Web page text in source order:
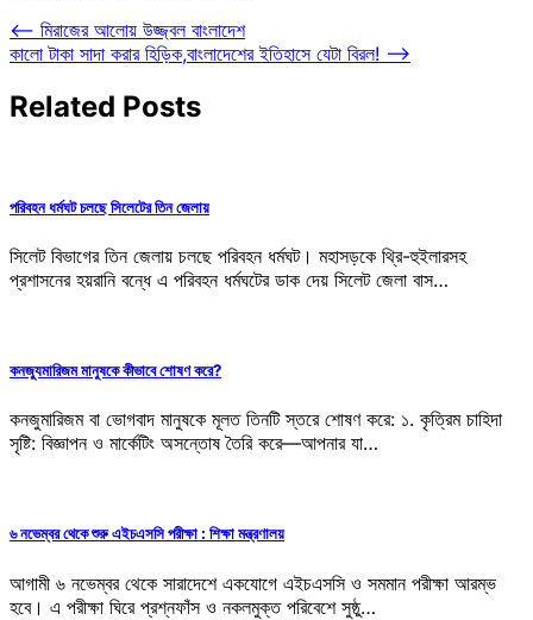
Post
navigation
⟵ মিরাজের আলোয় উজ্জ্বল বাংলাদেশ
কালো টাকা সাদা করার হিড়িক,বাংলাদেশের ইতিহাসে যেটা বিরল! ⟶
Related Posts
পরিবহন ধর্মঘট চলছে সিলেটের তিন জেলায়
সিলেট বিভাগের তিন জেলায় চলছে পরিবহন ধর্মঘট। মহাসড়কে থ্রি-হুইলারসহ
প্রশাসনের হয়রানি বন্ধে এ পরিবহন ধর্মঘটের ডাক দেয় সিলেট জেলা বাস…
কনজ্যুমারিজম মানুষকে কীভাবে শোষণ করে?
কনজুমারিজম বা ভোগবাদ মানুষকে মূলত তিনটি স্তরে শোষণ করে: ১. কৃত্রিম চাহিদা
সৃষ্টি: বিজ্ঞাপন ও মার্কেটিং অসন্তোষ তৈরি করে—আপনার যা…
৬ নভেম্বর থেকে শুরু এইচএসসি পরীক্ষা : শিক্ষা মন্ত্রণালয়
আগামী ৬ নভেম্বর থেকে সারাদেশে একযোগে এইচএসসি ও সমমান পরীক্ষা আরম্ভ
হবে। এ পরীক্ষা ঘিরে প্রশ্নফাঁস ও নকলমুক্ত পরিবেশে সুষ্ঠু…